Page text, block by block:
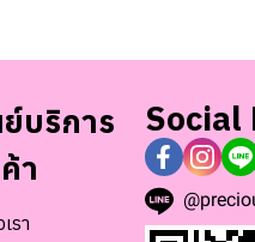
บริการ
า
รา
Social